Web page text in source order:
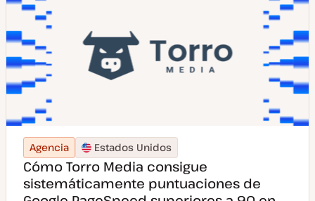
Agencia Estados Unidos
Cómo Torro Media consigue
sistemáticamente puntuaciones de